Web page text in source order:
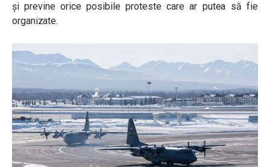
și previne orice posibile proteste care ar putea să fie
organizate.